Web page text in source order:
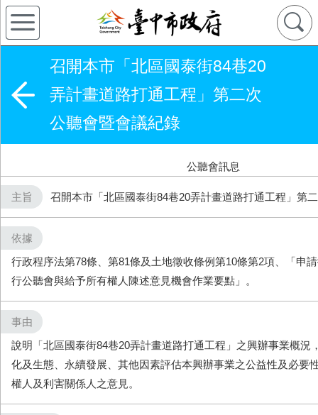
召開本市「北區國泰街84巷20
弄計畫道路打通工程」第二次
公聽會暨會議紀錄
公聽會訊息
主旨 召開本市「北區國泰街84巷20弄計畫道路打通工程」第
依據
行政程序法第78條、第81條及土地徵收條例第10條第2項、「申
行公聽會與給予所有權人陳述意見機會作業要點」。
事由
說明「北區國泰街84巷20弄計畫道路打通工程」之興辦事業概況
化及生態、永續發展、其他因素評估本興辦事業之公益性及必要
權人及利害關係人之意見。